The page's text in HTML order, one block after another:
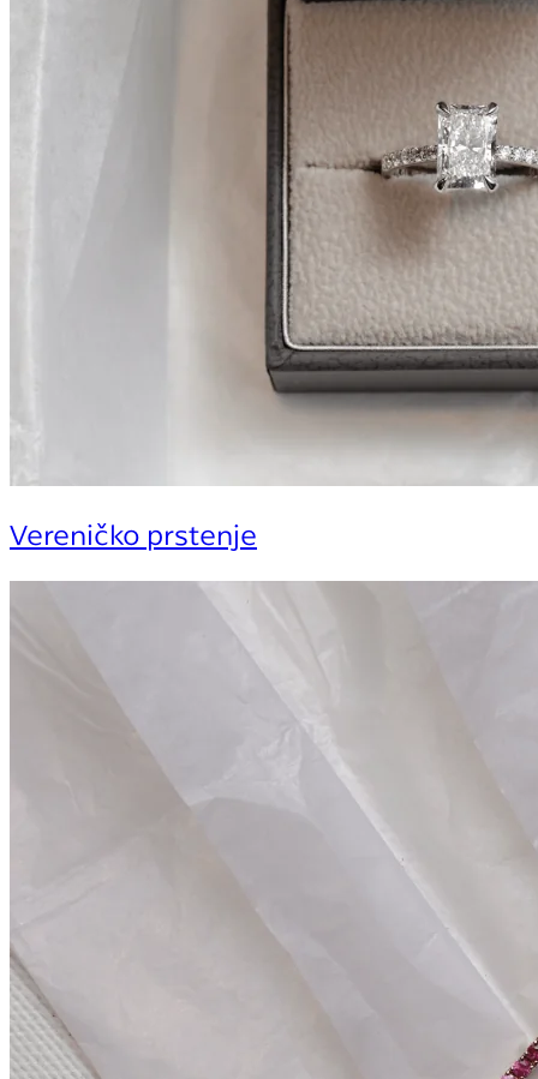
Vereničko prstenje